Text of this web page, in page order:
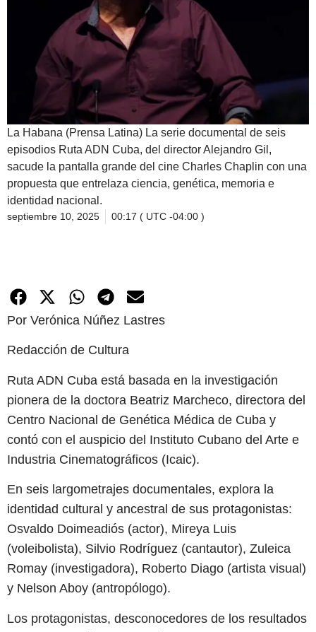
La Habana (Prensa Latina) La serie documental de seis
episodios Ruta ADN Cuba, del director Alejandro Gil,
sacude la pantalla grande del cine Charles Chaplin con una
propuesta que entrelaza ciencia, genética, memoria e
identidad nacional.
septiembre 10, 2025 00:17 ( UTC -04:00 )
Por Verónica Núñez Lastres
Redacción de Cultura
Ruta ADN Cuba está basada en la investigación
pionera de la doctora Beatriz Marcheco, directora del
Centro Nacional de Genética Médica de Cuba y
contó con el auspicio del Instituto Cubano del Arte e
Industria Cinematográficos (Icaic).
En seis largometrajes documentales, explora la
identidad cultural y ancestral de sus protagonistas:
Osvaldo Doimeadiós (actor), Mireya Luis
(voleibolista), Silvio Rodríguez (cantautor), Zuleica
Romay (investigadora), Roberto Diago (artista visual)
y Nelson Aboy (antropólogo).
Los protagonistas, desconocedores de los resultados